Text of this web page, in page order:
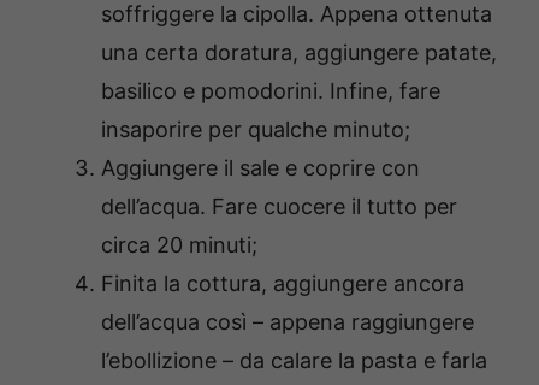
soffriggere la cipolla. Appena ottenuta
una certa doratura, aggiungere patate,
basilico e pomodorini. Infine, fare
insaporire per qualche minuto;
Aggiungere il sale e coprire con
dell’acqua. Fare cuocere il tutto per
circa 20 minuti;
Finita la cottura, aggiungere ancora
dell’acqua così – appena raggiungere
l’ebollizione – da calare la pasta e farla